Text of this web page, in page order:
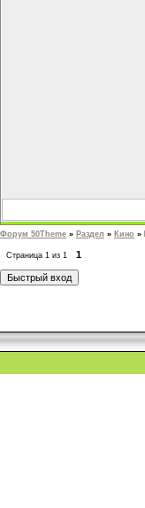
Форум 50Theme » Раздел » Кино »
Страница 1 из 1 1